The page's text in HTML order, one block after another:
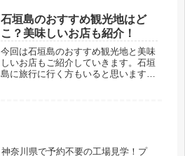
楽しんだりするのもいいと思います。
沖縄には夏以外でも、海で遊ぶ以外に
も...
石垣島のおすすめ観光地はど
こ？美味しいお店も紹介！
今回は石垣島のおすすめ観光地と美味
しいお店もご紹介していきます。石垣
島に旅行に行く方もいると思います
神奈川県で予約不要の工場見学！プ